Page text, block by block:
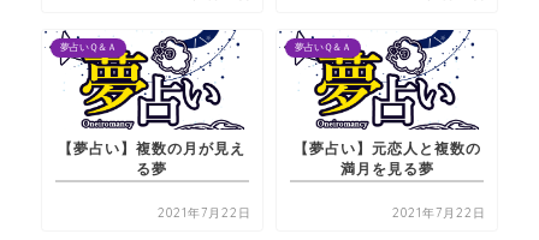
夢占いＱ＆Ａ
【夢占い】複数の月が見え
る夢
2021年7月22日
夢占いＱ＆Ａ
【夢占い】元恋人と複数の
満月を見る夢
2021年7月22日